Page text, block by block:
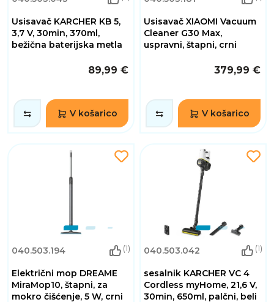
Usisavač KARCHER KB 5,
3,7 V, 30min, 370ml,
bežična baterijska metla
89,99 €
V košarico
Usisavač XIAOMI Vacuum
Cleaner G30 Max,
uspravni, štapni, crni
379,99 €
V košarico
040.503.194 (1)
Električni mop DREAME
MiraMop10, štapni, za
mokro čišćenje, 5 W, crni
040.503.042 (1)
sesalnik KARCHER VC 4
Cordless myHome, 21,6 V,
30min, 650ml, palčni, beli